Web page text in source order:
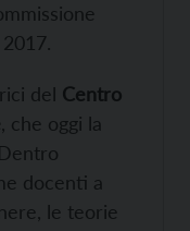
del Centro
, che oggi la
docenti a
le teorie